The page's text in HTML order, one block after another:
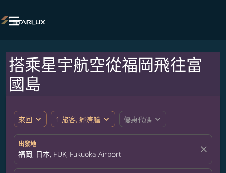

搭乘星宇航空從福岡飛往富
國島
來回 expand_more 1 旅客, 經濟艙 expand_more 優惠代碼 expand_more
出發地
福岡, 日本, FUK, Fukuoka Airport close